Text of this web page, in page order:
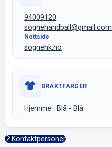
94009120
sognehandball@gmail.com
Nettside
sognehk.no
DRAKTFARGER
Hjemme: Blå - Blå
Kontaktpersoner